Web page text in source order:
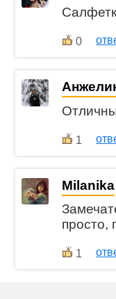
0
1
Milanika
просто,
1